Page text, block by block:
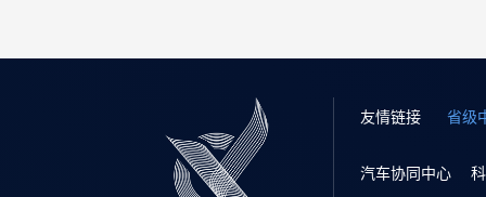
友情链接 省级
汽车协同中心